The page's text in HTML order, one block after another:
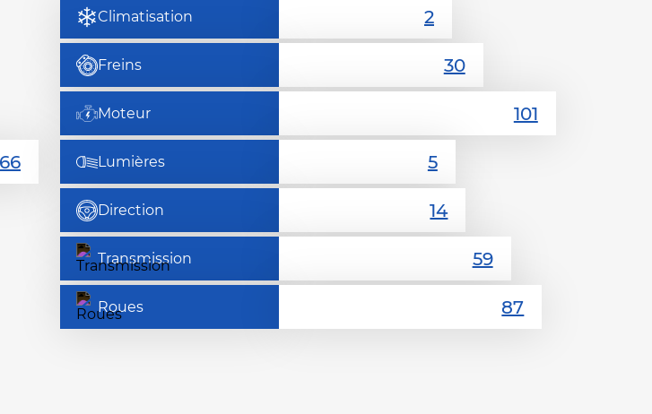
Climatisation
Freins
Moteur
Lumières
Direction
Transmission
Roues